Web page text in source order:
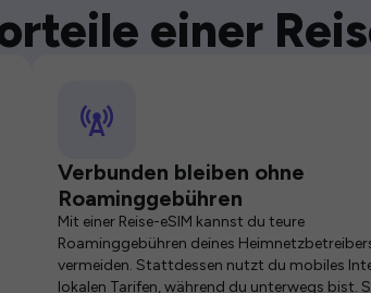
einer
Verbunden bleiben ohne
Roaminggebühren
Mit einer Reise-eSIM kannst du teure
Roaminggebühren deines
vermeiden. Stattdessen nutzt du mobiles
lokalen Tarifen, während du unterwegs bist.